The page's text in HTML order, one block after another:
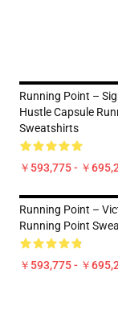
Running Point –
Hustle Capsule
Sweatshirts
￥593,775 - ￥
Running Point –
Running Point
￥593,775 - ￥